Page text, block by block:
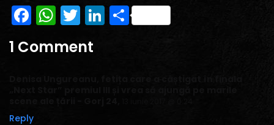
Facebook
WhatsApp
Twitter
LinkedIn
Partajează
1 Comment
Reply